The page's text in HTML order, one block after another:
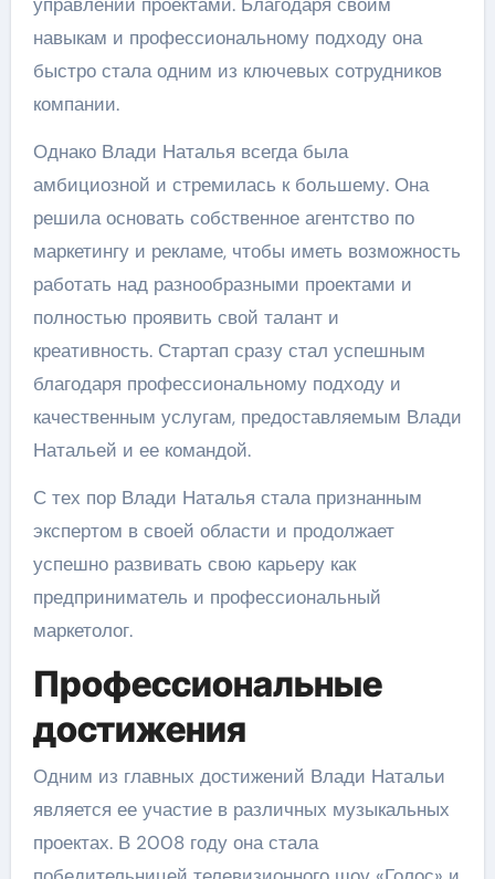
навыкам и профессиональному подходу она
быстро стала одним из ключевых сотрудников
компании.
Однако Влади Наталья всегда была
амбициозной и стремилась к большему. Она
решила основать собственное агентство по
маркетингу и рекламе, чтобы иметь возможность
работать над разнообразными проектами и
полностью проявить свой талант и
креативность. Стартап сразу стал успешным
благодаря профессиональному подходу и
качественным услугам, предоставляемым Влади
Натальей и ее командой.
С тех пор Влади Наталья стала признанным
экспертом в своей области и продолжает
успешно развивать свою карьеру как
предприниматель и профессиональный
маркетолог.
Профессиональные
достижения
Одним из главных достижений Влади Натальи
является ее участие в различных музыкальных
проектах. В 2008 году она стала